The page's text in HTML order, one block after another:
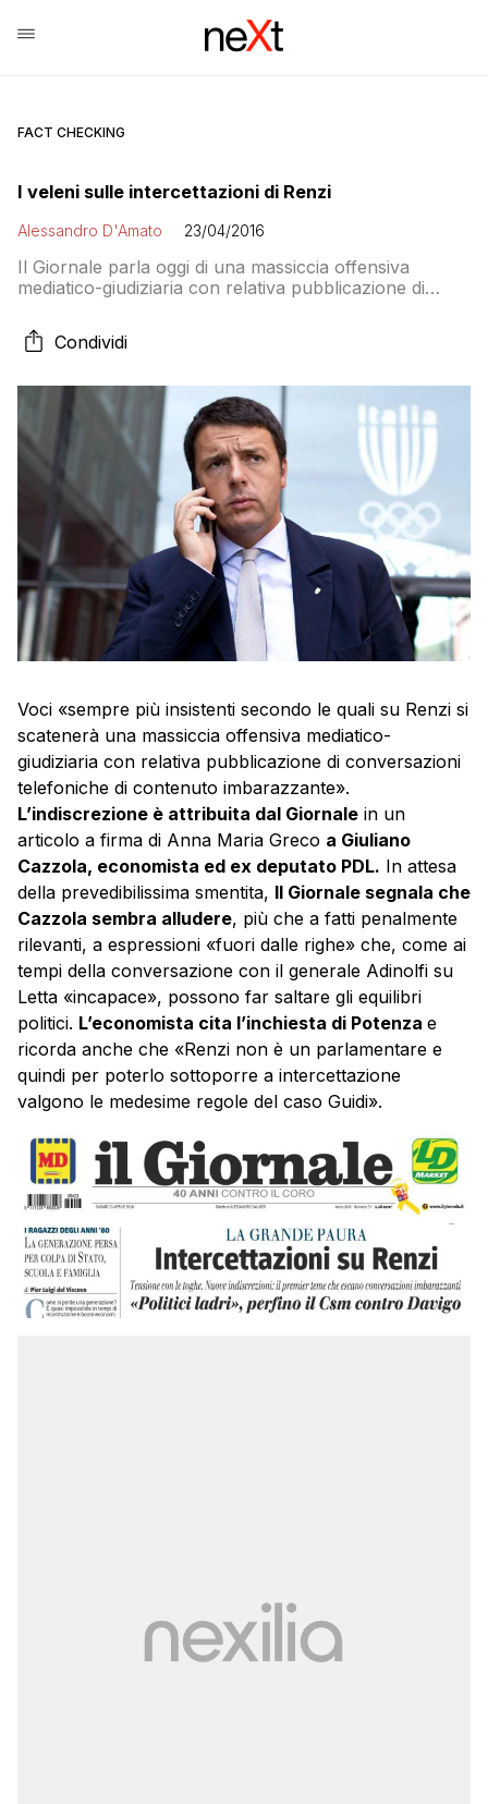
FACT CHECKING
I veleni sulle intercettazioni di Renzi
Alessandro D'Amato 23/04/2016
Il Giornale parla oggi di una massiccia offensiva
mediatico-giudiziaria con relativa pubblicazione di
ai danni del presidente del Consiglio. Il precedente del
generale Adinolfi e la polemica sulle intercettazioni
Condividi
Voci «sempre più insistenti secondo le quali su Renzi si
scatenerà una massiccia offensiva mediatico-
giudiziaria con relativa pubblicazione di conversazioni
telefoniche di contenuto imbarazzante».
L’indiscrezione è attribuita dal Giornale in un
articolo a firma di Anna Maria Greco a Giuliano
Cazzola, economista ed ex deputato PDL. In attesa
della prevedibilissima smentita, Il Giornale segnala che
Cazzola sembra alludere, più che a fatti penalmente
rilevanti, a espressioni «fuori dalle righe» che, come ai
tempi della conversazione con il generale Adinolfi su
Letta «incapace», possono far saltare gli equilibri
politici. L’economista cita l’inchiesta di Potenza e
ricorda anche che «Renzi non è un parlamentare e
quindi per poterlo sottoporre a intercettazione
valgono le medesime regole del caso Guidi».